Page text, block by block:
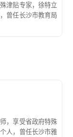
津贴专家，徐特立
曾任长沙市教育局
，享受省政府特殊
人，曾任长沙市雅